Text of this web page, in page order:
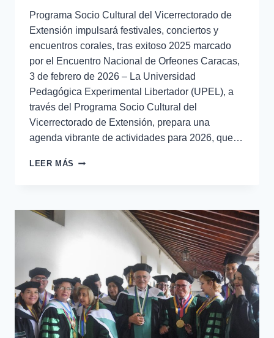
Programa Socio Cultural del Vicerrectorado de
Extensión impulsará festivales, conciertos y
encuentros corales, tras exitoso 2025 marcado
por el Encuentro Nacional de Orfeones Caracas,
3 de febrero de 2026 – La Universidad
Pedagógica Experimental Libertador (UPEL), a
través del Programa Socio Cultural del
Vicerrectorado de Extensión, prepara una
agenda vibrante de actividades para 2026, que…
LEER MÁS